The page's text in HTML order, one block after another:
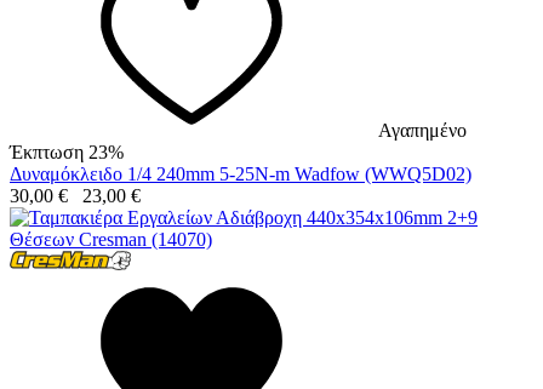
Αγαπημένο
Έκπτωση 23%
Δυναμόκλειδο 1/4 240mm 5-25N-m Wadfow (WWQ5D02)
30,00 € 23,00 €